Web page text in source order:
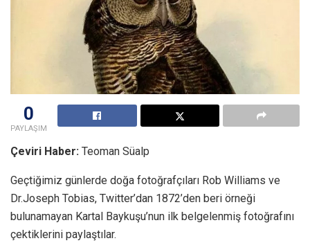
0
PAYLAŞIM
Çeviri Haber: Teoman Süalp
Geçtiğimiz günlerde doğa fotoğrafçıları Rob Williams ve
Dr.Joseph Tobias, Twitter’dan 1872’den beri örneği
bulunamayan Kartal Baykuşu’nun ilk belgelenmiş fotoğrafını
çektiklerini paylaştılar.